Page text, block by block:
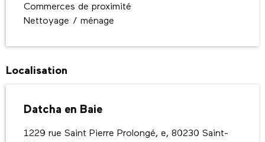
Commerces de proximité
Nettoyage / ménage
Localisation
Datcha en Baie
1229 rue Saint Pierre Prolongé, e, 80230 Saint-